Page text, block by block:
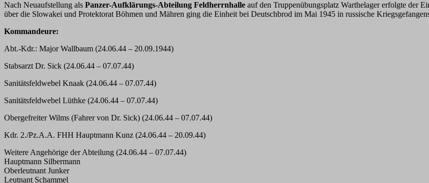
Nach Neuaufstellung als Panzer-Aufklärungs-Abteilung Feldherrnhalle auf den Truppenübungsplatz Warthelager erfolgte der
über die Slowakei und Protektorat Böhmen und Mähren ging die Einheit bei Deutschbrod im Mai 1945 in russische
Kommandeure:
Abt.-Kdr.: Major Wallbaum (24.06.44 – 20.09.1944)
Stabsarzt Dr. Sick (24.06.44 – 07.07.44)
Sanitätsfeldwebel Knaak (24.06.44 – 07.07.44)
Sanitätsfeldwebel Lüthke (24.06.44 – 07.07.44)
Obergefreiter Wilms (Fahrer von Dr. Sick) (24.06.44 – 07.07.44)
Kdr. 2./Pz.A.A. FHH Hauptmann Kunz (24.06.44 – 20.09.44)
Weitere Angehörige der Abteilung (24.06.44 – 07.07.44)
Hauptmann Silbermann
Oberleutnant Junker
Leutnant Schammel